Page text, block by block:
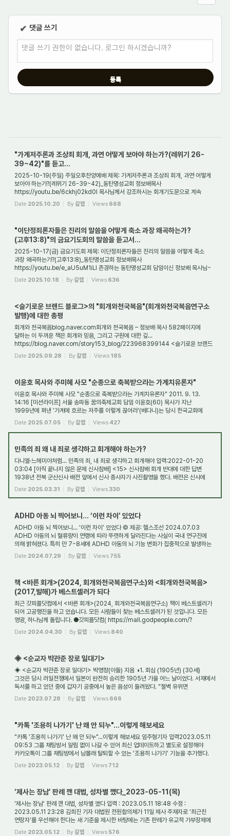
✔ 댓글 쓰기
댓글 쓰기 권한이 없습니다. 로그인 하시겠습니까?
"가계저주론과 조상죄 회개, 과연 어떻게 보아야 하는가?(레위기 26-
39~42)"를 듣고...
2025-10-19(주일) 주일오후찬양예배 제목: 가계저주론과 조상죄 회개, 과연 어떻게
보아야 하는가?(레위기 26-39~42)_동탄명성교회 정보배목사
https://youtu.be/6ckhj02kd0I 목사님께서 강조하시는 회개기도문으로 계속
기도하니, 영의 눈이 조금씩 뜨여지고 ...
Date 2025.10.20 By갈렙 Views 668
"이단정죄론자들은 진리의 말씀을 어떻게 축소 과장 왜곡하는가?
(고후13:8)"의 금요기도회의 말씀을 듣고서...
2025-10-17(금) 금요기도회 제목: 이단정죄론자들은 진리의 말씀을 어떻게 축소
과장 왜곡하는가?(고후13:8)_동탄명성교회 정보배목사
https://youtu.be/e_aU5uM1iLI 존경하는 동탄명성교회 담임이신 정보배 목사님~
목사님은 이 시대에 세계 최고 수준의 성경...
Date 2025.10.18 By갈렙 Views 636
<슬기로운 브랜드 블로그>의 "회개와천국복음"(회개와천국복음연구소
발행)에 대한 총평
회개와 천국복음blog.naver.com회개와 천국복음 – 정보배 목사 582페이지에
달하는 이 두꺼운 책은 회개와 믿음, 그리고 구원에 대한 깊...
https://blog.naver.com/story153_blog/223968399144 <슬기로운 브랜드
블로그> 회개와 천국복음 – 정보배 목사 582페...
Date 2025.09.28 By갈렙 Views 185
이윤호 목사와 주미혜 사모 "순종으로 축복받으라는 가계치유론자"
이윤호 목사와 주미혜 사모 "순종으로 축복받으라는 가계치유론자" 2011. 9. 13.
14:16 [미션라이프] 서울 송파동 꿈의축제교회 담임 이윤호(60) 목사가 지난
1999년에 펴낸 '가계에 흐르는 저주를 이렇게 끊어라'(베다니)는 당시 한국교회에
상당한 파장을 던...
Date 2025.07.05 By갈렙 Views 427
민족의 죄 왜 내 죄로 생각하고 회개해야 하는가?
다니엘·느헤미야처럼… 민족의 죄, 내 죄로 생각하고 회개해야 입력:2022-01-20
03:04 [아직 끝나지 않은 문제 신사참배] <15> 신사참배 회개 반대에 대한 답변
1938년 전북 군산신사 배전 앞에서 신사 종사자가 사진촬영을 했다. 배전은 신사에
배례하기 위해 ...
Date 2025.03.31 By갈렙 Views330
ADHD 아동 뇌 찍어보니… ‘이런 차이’ 있었다
ADHD 아동 뇌 찍어보니… ‘이런 차이’ 있었다 © 제공: 헬스조선 2024.07.03
ADHD 아동의 뇌 혈류량이 연령에 따라 뚜렷하게 달라진다는 사실이 국내 연구진에
의해 밝혀졌다. 특히 만 7~8세에 ADHD 아동의 뇌 기능 변화가 집중적으로 발생하는
것으로 확인됐다....
Date 2024.07.29 By갈렙 Views 755
책 <바른 회개>(2024, 회개와천국복음연구소)와 <회개와천국복음>
(2017,발해)가 베스트셀러가 되다
최근 갓피플닷컴에서 <바른 회개>(2024, 회개와천국복음연구소) 책이 베스트셀러가
되어 고공행진을 하고 있습니다. 모든 사람들이 찾는 베스트셀러가 된 것입니다. 모든
영광, 하나님께 돌립니다. ●갓피플닷컴( https://mall.godpeople.com/?
G=9791198664402 ...
Date 2024.04.30 By갈렙 Views 840
◈ <순교자 박관준 장로 일대기>
◈ <순교자 박관준 장로 일대기> 박영창(아들) 지음 ◑1. 회심 (1905년) (30세)
그것은 당시 러일전쟁에서 일본이 완전히 승리한 1905년 가을 어느 날이었다. 서재에서
독서를 하고 있던 중에 갑자기 공중에서 높은 음성이 들려왔다. “절벽 유위면
혈벽입하라!” ...
Date 2023.07.28 By갈렙 Views 666
"카톡 '조용히 나가기' 난 왜 안 되누"…이렇게 해보세요
"카톡 '조용히 나가기' 난 왜 안 되누"…이렇게 해보세요 임주형기자 입력2023.05.11
09:53 그룹 채팅방서 알림 없이 나갈 수 있어 최신 업데이트하고 별도로 설정해야
카카오톡이 그룹 채팅방에서 남몰래 탈퇴할 수 있는 '조용히 나가기' 기능을 추가했다.
다...
Date 2023.05.12 By갈렙 Views 712
‘제사는 장남’ 판례 깬 대법, 성차별 깼다_2023-05-11(목)
‘제사는 장남’ 판례 깬 대법, 성차별 깼다 입력 : 2023.05.11 18:48 수정 :
2023.05.11 23:28 김희진 기자 대법원 전원합의체가 11일 제사 주재자로 ‘최근친
연장자’를 우선해야 한다는 새 기준을 제시한 바탕에는 기존 판례가 유교적 가부장제에
뿌리를 둔 제...
Date 2023.05.12 By갈렙 Views 576